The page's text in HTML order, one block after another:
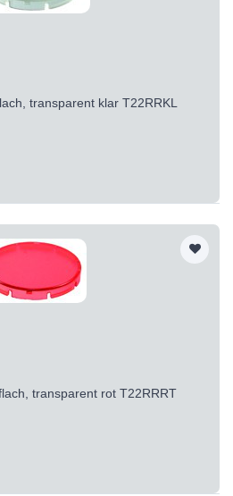
transparent klar T22RRKL
transparent rot T22RRRT